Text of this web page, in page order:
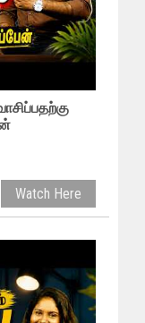
Watch Here